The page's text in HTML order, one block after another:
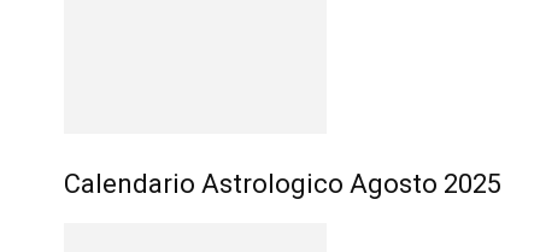
Calendario Astrologico Agosto 2025